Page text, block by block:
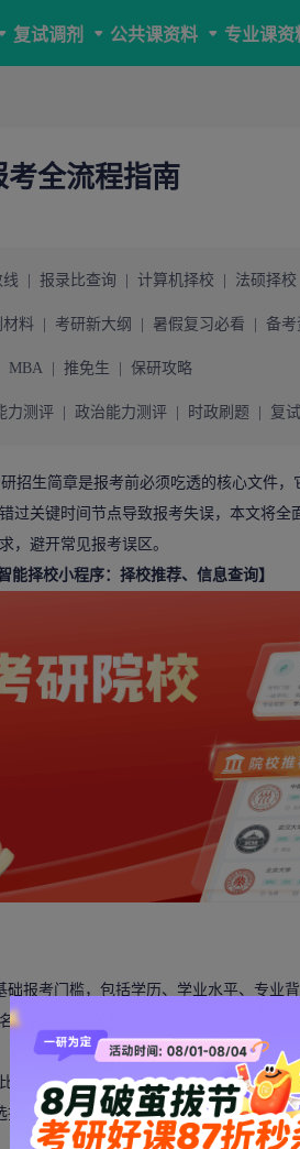
复试调剂 公共课资料 专业课资
考全流程指南
线 报录比查询 计算机择校 法硕择校
材料 考研新大纲 暑假复习必看 备考
MBA 推免生 保研攻略
力测评 政治能力测评 时政刷题 复
招生简章是报考前必须吃透的核心文件
过关键时间节点导致报考失误，本文将全
，避开常见报考误区。
能择校小程序：择校推荐、信息查询】
报考门槛，包括学历、学业水平、专业
审核不通过。
在 10:1 以上，部分热门专业超 20:1，
目标专业，避免盲目跟风报考。